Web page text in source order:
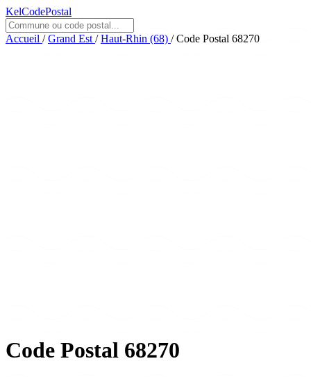
KelCodePostal
Accueil / Grand Est / Haut-Rhin (68) / Code Postal 68270
Code Postal 68270